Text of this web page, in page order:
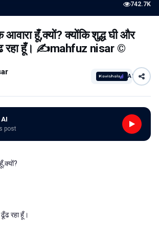
742.7K
हूँ,क्यों? क्योंकि शुद्ध घी और
रहा हूँ। ✍mahfuz nisar ©
AI
post
रहा हूँ।